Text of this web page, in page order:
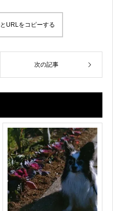
URLをコピーする
次の記事